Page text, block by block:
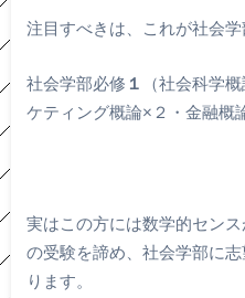
注目すべきは、これが社会学
社会学部必修 １ （社会科学
ケティング概論×２・金融概
実はこの方には数学的セン
の受験を諦め、社会学部に
ります。